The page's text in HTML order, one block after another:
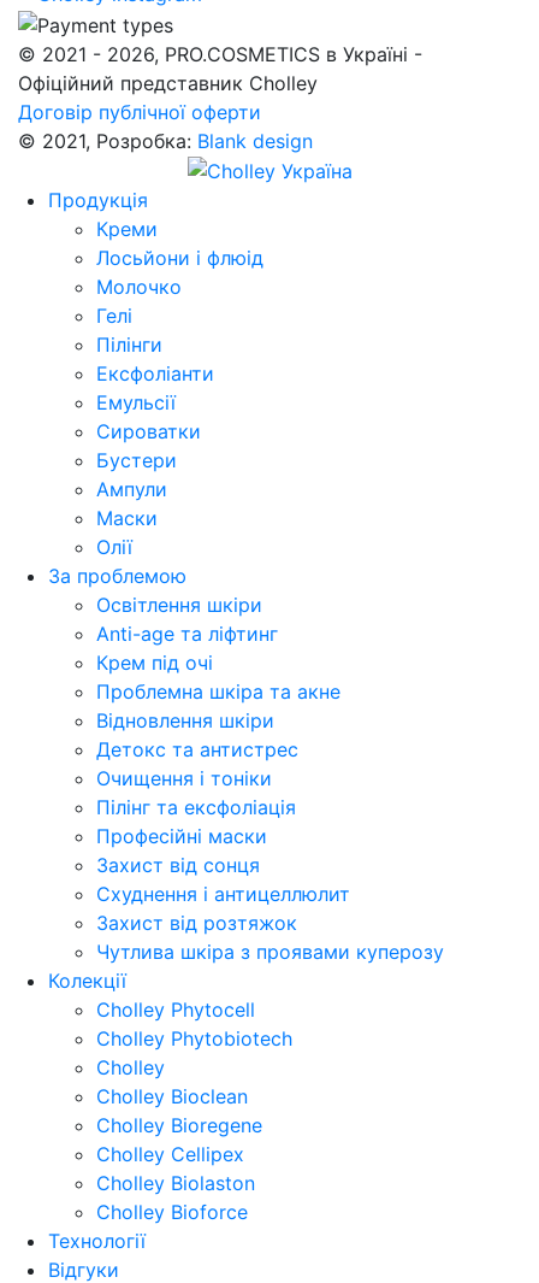
© 2021 - 2026, PRO.COSMETICS в Україні -
Офіційний представник Cholley
Договір публічної оферти
© 2021, Розробка: Blank design
Продукція
Креми
Лосьйони і флюід
Молочко
Гелі
Пілінги
Ексфоліанти
Емульсії
Сироватки
Бустери
Ампули
Маски
Олії
За проблемою
Освітлення шкіри
Anti-age та ліфтинг
Крем під очі
Проблемна шкіра та акне
Відновлення шкіри
Детокс та антистрес
Очищення і тоніки
Пілінг та ексфоліація
Професійні маски
Захист від сонця
Схуднення і антицеллюлит
Захист від розтяжок
Чутлива шкіра з проявами куперозу
Колекції
Cholley Phytocell
Cholley Phytobiotech
Cholley
Cholley Bioclean
Cholley Bioregene
Cholley Cellipex
Cholley Biolaston
Cholley Bioforce
Технології
Відгуки